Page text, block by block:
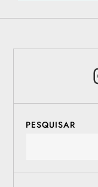
PESQUISAR